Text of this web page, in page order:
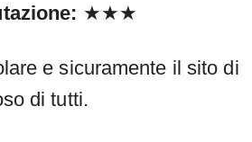
: ★★★
e sicuramente il sito di
di tutti.